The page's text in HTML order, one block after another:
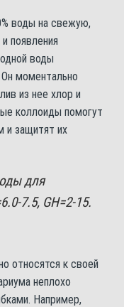
воды на свежую,
появления
воды
моментально
из нее хлор и
коллоиды помогут
и защитят их
для
7.5, GH=2-15.
относятся к своей
неплохо
Например,